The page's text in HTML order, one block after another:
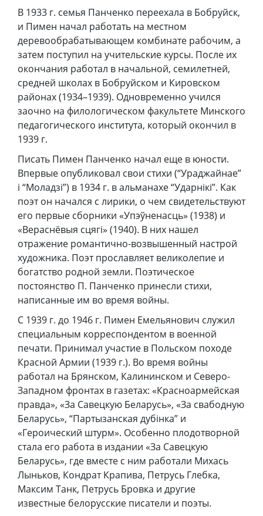
В 1933 г. семья Панченко переехала в Бобруйск,
и Пимен начал работать на местном
деревообрабатывающем комбинате рабочим, а
затем поступил на учительские курсы. После их
окончания работал в начальной, семилетней,
средней школах в Бобруйском и Кировском
районах (1934–1939). Одновременно учился
заочно на филологическом факультете Минского
педагогического института, который окончил в
1939 г.
Писать Пимен Панченко начал еще в юности.
Впервые опубликовал свои стихи (“Ураджайнае”
і “Моладзі”) в 1934 г. в альманахе “Ударнікі”. Как
поэт он начался с лирики, о чем свидетельствуют
его первые сборники «Упэўненасць» (1938) и
«Вераснёвыя сцягі» (1940). В них нашел
отражение романтично-возвышенный настрой
художника. Поэт прославляет великолепие и
богатство родной земли. Поэтическое
постоянство П. Панченко принесли стихи,
написанные им во время войны.
С 1939 г. до 1946 г. Пимен Емельянович служил
специальным корреспондентом в военной
печати. Принимал участие в Польском походе
Красной Армии (1939 г.). Во время войны
работал на Брянском, Калининском и Северо-
Западном фронтах в газетах: «Красноармейская
правда», «За Савецкую Беларусь», «За свабодную
Беларусь», “Партызанская дубінка” и
«Героический штурм». Особенно плодотворной
стала его работа в издании «За Савецкую
Беларусь», где вместе с ним работали Михась
Лыньков, Кондрат Крапива, Петрусь Глебка,
Максим Танк, Петрусь Бровка и другие
известные белорусские писатели и поэты.